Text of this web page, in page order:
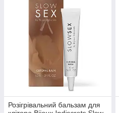
Розігрівальний бальзам для